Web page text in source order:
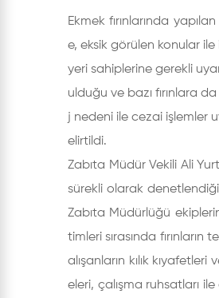
Ekmek fırınlarında
e, eksik görülen konular ile
yeri sahiplerine gerekli
ulduğu ve bazı fırınlara
j nedeni ile cezai işlemler
elirtildi.
Zabıta Müdür Vekili Ali
sürekli olarak
Zabıta Müdürlüğü
timleri sırasında fırınların
alışanların kılık kıyafetleri
eleri, çalışma ruhsatları